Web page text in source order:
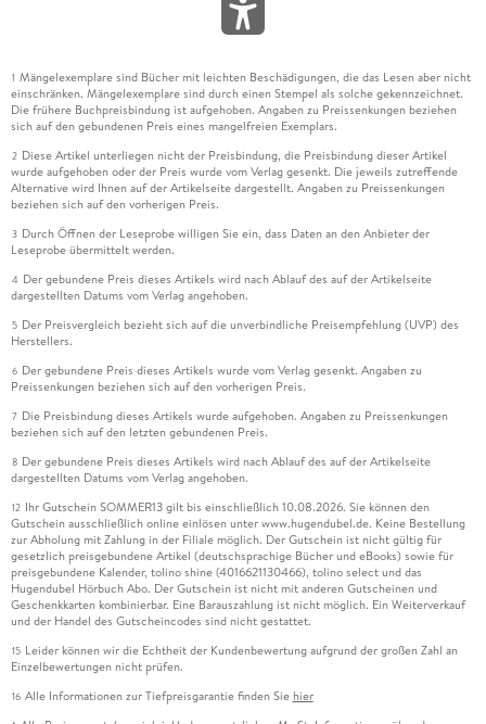
1 Mängelexemplare sind Bücher mit leichten Beschädigungen, die das Lesen aber nicht
einschränken. Mängelexemplare sind durch einen Stempel als solche gekennzeichnet.
Die frühere Buchpreisbindung ist aufgehoben. Angaben zu Preissenkungen beziehen
sich auf den gebundenen Preis eines mangelfreien Exemplars.
2 Diese Artikel unterliegen nicht der Preisbindung, die Preisbindung dieser Artikel
wurde aufgehoben oder der Preis wurde vom Verlag gesenkt. Die jeweils zutreffende
Alternative wird Ihnen auf der Artikelseite dargestellt. Angaben zu Preissenkungen
beziehen sich auf den vorherigen Preis.
3 Durch Öffnen der Leseprobe willigen Sie ein, dass Daten an den Anbieter der
Leseprobe übermittelt werden.
4 Der gebundene Preis dieses Artikels wird nach Ablauf des auf der Artikelseite
dargestellten Datums vom Verlag angehoben.
5 Der Preisvergleich bezieht sich auf die unverbindliche Preisempfehlung (UVP) des
Herstellers.
6 Der gebundene Preis dieses Artikels wurde vom Verlag gesenkt. Angaben zu
Preissenkungen beziehen sich auf den vorherigen Preis.
7 Die Preisbindung dieses Artikels wurde aufgehoben. Angaben zu Preissenkungen
beziehen sich auf den letzten gebundenen Preis.
8 Der gebundene Preis dieses Artikels wird nach Ablauf des auf der Artikelseite
dargestellten Datums vom Verlag angehoben.
12 Ihr Gutschein SOMMER13 gilt bis einschließlich 10.08.2026. Sie können den
Gutschein ausschließlich online einlösen unter www.hugendubel.de. Keine Bestellung
zur Abholung mit Zahlung in der Filiale möglich. Der Gutschein ist nicht gültig für
gesetzlich preisgebundene Artikel (deutschsprachige Bücher und eBooks) sowie für
preisgebundene Kalender, tolino shine (4016621130466), tolino select und das
Hugendubel Hörbuch Abo. Der Gutschein ist nicht mit anderen Gutscheinen und
Geschenkkarten kombinierbar. Eine Barauszahlung ist nicht möglich. Ein Weiterverkauf
und der Handel des Gutscheincodes sind nicht gestattet.
15 Leider können wir die Echtheit der Kundenbewertung aufgrund der großen Zahl an
Einzelbewertungen nicht prüfen.
16 Alle Informationen zur Tiefpreisgarantie finden Sie hier